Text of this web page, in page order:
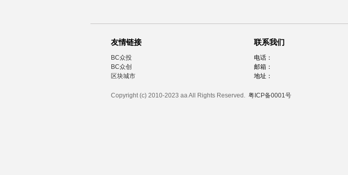
友情链接
BC众投
BC众创
区块城市
联系我们
电话：
邮箱：
地址：
Copyright (c) 2010-2023 aa All Rights Reserved. 粤ICP备0001号